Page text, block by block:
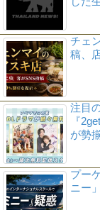
チェ
稿、
注目
『
が勢
プー
ニー